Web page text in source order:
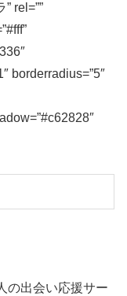
rel=””
borderradius=”5″
の出会い応援サー